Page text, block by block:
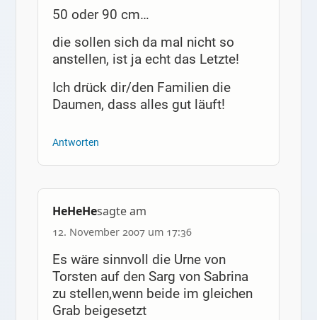
50 oder 90 cm…
die sollen sich da mal nicht so
anstellen, ist ja echt das Letzte!
Ich drück dir/den Familien die
Daumen, dass alles gut läuft!
Antworten
HeHeHesagte am
12. November 2007 um 17:36
Es wäre sinnvoll die Urne von
Torsten auf den Sarg von Sabrina
zu stellen,wenn beide im gleichen
Grab beigesetzt